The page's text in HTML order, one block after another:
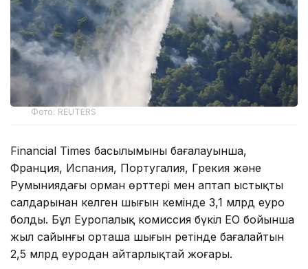
Фото: REUTERS
Financial Times басылымының бағалауынша,
Франция, Испания, Португалия, Грекия және
Румыниядағы орман өрттері мен аптап ыстықтың
салдарынан келген шығын кемінде 3,1 млрд еуро
болды. Бұл Еуропалық комиссия бүкіл ЕО бойынша
жыл сайынғы орташа шығын ретінде бағалайтын
2,5 млрд еуродан айтарлықтай жоғары.